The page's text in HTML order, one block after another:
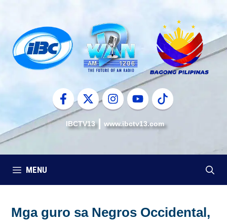
content
IBCTV13 www.ibctv13.com
MENU
Mga guro sa Negros Occidental,